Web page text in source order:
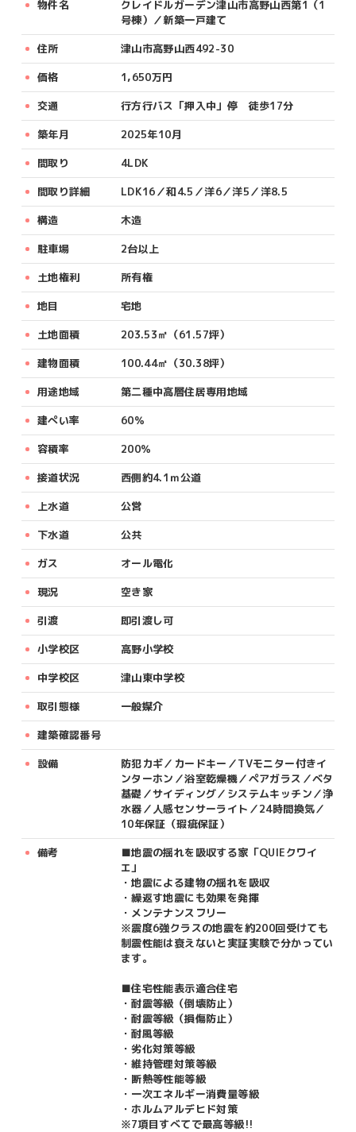
物件名
クレイドルガーデン津山市高野山西第1（1
号棟）／新築一戸建て
住所
津山市高野山西492-30
価格
1,650万円
交通
行方行バス「押入中」停 徒歩17分
築年月
2025年10月
間取り
4LDK
間取り詳細
LDK16／和4.5／洋6／洋5／洋8.5
構造
木造
駐車場
2台以上
土地権利
所有権
地目
宅地
土地面積
203.53㎡（61.57坪）
建物面積
100.44㎡（30.38坪）
用途地域
第二種中高層住居専用地域
建ぺい率
60％
容積率
200％
接道状況
西側約4.1ｍ公道
上水道
公営
下水道
公共
ガス
オール電化
現況
空き家
引渡
即引渡し可
小学校区
高野小学校
中学校区
津山東中学校
取引態様
一般媒介
建築確認番号
設備
防犯カギ／カードキー／TVモニター付きイ
ンターホン／浴室乾燥機／ペアガラス／ベタ
基礎／サイディング／システムキッチン／浄
水器／人感センサーライト／24時間換気／
10年保証（瑕疵保証）
備考
■地震の揺れを吸収する家「QUIEクワイ
エ」
・地震による建物の揺れを吸収
・繰返す地震にも効果を発揮
・メンテナンスフリー
※震度6強クラスの地震を約200回受けても
制震性能は衰えないと実証実験で分かってい
ます。
■住宅性能表示適合住宅
・耐震等級（倒壊防止）
・耐震等級（損傷防止）
・耐風等級
・劣化対策等級
・維持管理対策等級
・断熱等性能等級
・一次エネルギー消費量等級
・ホルムアルデヒド対策
※7項目すべてで最高等級!!